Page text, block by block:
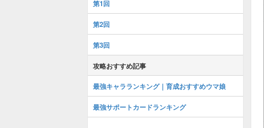
第1回
第2回
第3回
攻略おすすめ記事
最強キャラランキング｜育成おすすめウマ娘
最強サポートカードランキング